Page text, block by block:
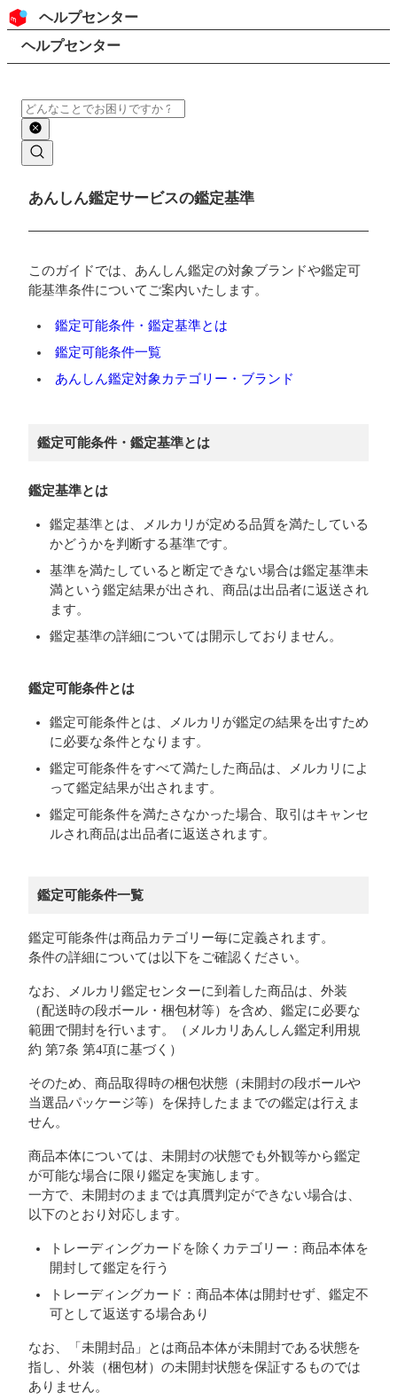
コンテンツにスキップ
ヘッダー
ヘルプセンター
検索
パンくずリスト
ヘルプセンター
検索
メインコンテンツ
あんしん鑑定サービスの鑑定基準
このガイドでは、あんしん鑑定の対象ブランドや鑑定可
能基準条件についてご案内いたします。
鑑定可能条件・鑑定基準とは
鑑定可能条件一覧
あんしん鑑定対象カテゴリー・ブランド
鑑定可能条件・鑑定基準とは
鑑定基準とは
鑑定基準とは、メルカリが定める品質を満たしている
かどうかを判断する基準です。
基準を満たしていると断定できない場合は鑑定基準未
満という鑑定結果が出され、商品は出品者に返送され
ます。
鑑定基準の詳細については開示しておりません。
鑑定可能条件とは
鑑定可能条件とは、メルカリが鑑定の結果を出すため
に必要な条件となります。
鑑定可能条件をすべて満たした商品は、メルカリによ
って鑑定結果が出されます。
鑑定可能条件を満たさなかった場合、取引はキャンセ
ルされ商品は出品者に返送されます。
鑑定可能条件一覧
鑑定可能条件は商品カテゴリー毎に定義されます。
条件の詳細については以下をご確認ください。
なお、メルカリ鑑定センターに到着した商品は、外装
（配送時の段ボール・梱包材等）を含め、鑑定に必要な
範囲で開封を行います。（メルカリあんしん鑑定利用規
約 第7条 第4項に基づく）
そのため、商品取得時の梱包状態（未開封の段ボールや
当選品パッケージ等）を保持したままでの鑑定は行えま
せん。
商品本体については、未開封の状態でも外観等から鑑定
が可能な場合に限り鑑定を実施します。
一方で、未開封のままでは真贋判定ができない場合は、
以下のとおり対応します。
トレーディングカードを除くカテゴリー：商品本体を
開封して鑑定を行う
トレーディングカード：商品本体は開封せず、鑑定不
可として返送する場合あり
なお、「未開封品」とは商品本体が未開封である状態を
指し、外装（梱包材）の未開封状態を保証するものでは
ありません。